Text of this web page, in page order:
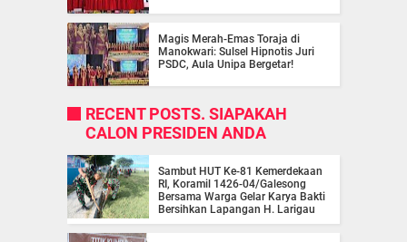
Magis Merah-Emas Toraja di
Manokwari: Sulsel Hipnotis Juri
PSDC, Aula Unipa Bergetar!
RECENT POSTS. SIAPAKAH
CALON PRESIDEN ANDA
Sambut HUT Ke-81 Kemerdekaan
RI, Koramil 1426-04/Galesong
Bersama Warga Gelar Karya Bakti
Bersihkan Lapangan H. Larigau